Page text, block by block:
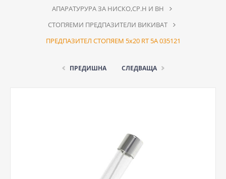
АПАРАТУРУРА ЗА НИСКО,СР.Н И ВН
СТОПЯЕМИ ПРЕДПАЗИТЕЛИ ВИКИВАТ
ПРЕДПАЗИТЕЛ СТОПЯЕМ 5х20 RT 5A 035121
ПРЕДИШНА СЛЕДВАЩА